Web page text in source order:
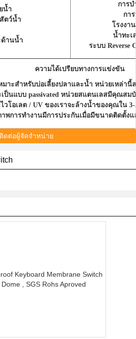
น้ำ
ตว์น้ำ
านน้ำ
การบ
กา
โรงงา
น้ำทะเ
ระบบ Reverse
ความได้เปรียบทางการแข่งขัน
าะสำหรับบ่อเลี้ยงปลาและน้ำ หน่วยเหล่านี้
ป็นแบบ passivated หน่วยสแตนเลสมีคุณสมบั
วโอเลต / UV ของเราจะล้างน้ำของคุณใน
พการทำงานมีการประกันเมื่อมีขนาดติดตั้ง
ติดต่อผู้จัดจำหน่าย